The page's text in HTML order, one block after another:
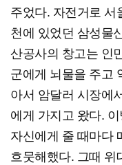
주었다. 자전거로 서
천에 있었던 삼성물
산공사의 창고는 인
군에게 뇌물을 주고
아서 암달러 시장에
에게 가지고 왔다.
자신에게 줄 때마다
흐뭇해했다. 그때 위